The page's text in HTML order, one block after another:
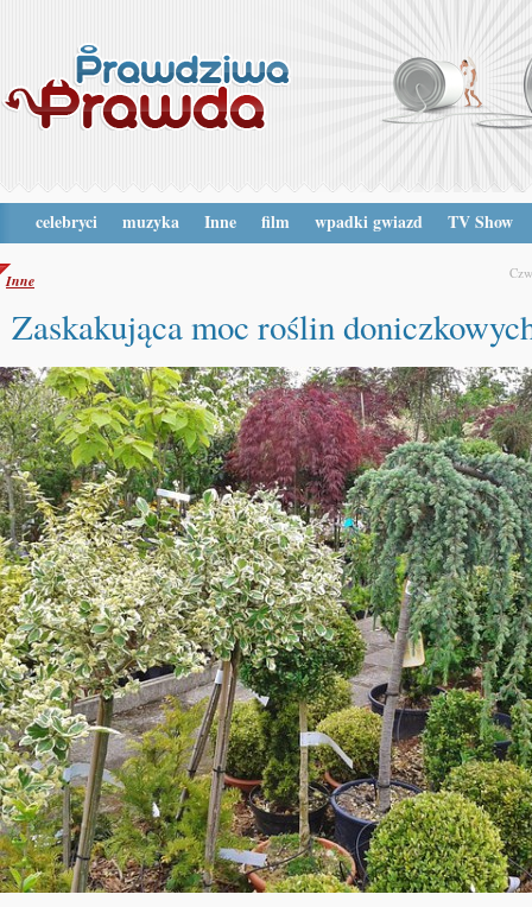
celebryci muzyka Inne film wpadki gwiazd TV Show
Inne
Zaskakująca moc roślin